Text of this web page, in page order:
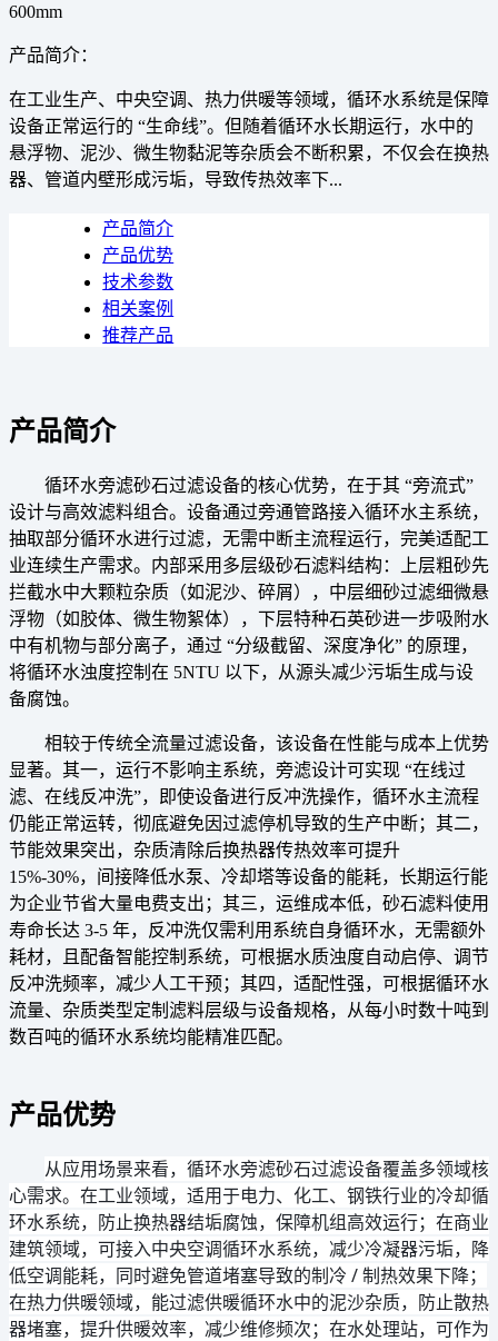
600mm
产品简介：
在工业生产、中央空调、热力供暖等领域，循环水系统是保障
设备正常运行的 “生命线”。但随着循环水长期运行，水中的
悬浮物、泥沙、微生物黏泥等杂质会不断积累，不仅会在换热
器、管道内壁形成污垢，导致传热效率下...
产品简介
产品优势
技术参数
相关案例
推荐产品
产品简介
循环水旁滤砂石过滤设备的核心优势，在于其 “旁流式”
设计与高效滤料组合。设备通过旁通管路接入循环水主系统，
抽取部分循环水进行过滤，无需中断主流程运行，完美适配工
业连续生产需求。内部采用多层级砂石滤料结构：上层粗砂先
拦截水中大颗粒杂质（如泥沙、碎屑），中层细砂过滤细微悬
浮物（如胶体、微生物絮体），下层特种石英砂进一步吸附水
中有机物与部分离子，通过 “分级截留、深度净化” 的原理，
将循环水浊度控制在 5NTU 以下，从源头减少污垢生成与设
备腐蚀。
相较于传统全流量过滤设备，该设备在性能与成本上优势
显著。其一，运行不影响主系统，旁滤设计可实现 “在线过
滤、在线反冲洗”，即使设备进行反冲洗操作，循环水主流程
仍能正常运转，彻底避免因过滤停机导致的生产中断；其二，
节能效果突出，杂质清除后换热器传热效率可提升
15%-30%，间接降低水泵、冷却塔等设备的能耗，长期运行能
为企业节省大量电费支出；其三，运维成本低，砂石滤料使用
寿命长达 3-5 年，反冲洗仅需利用系统自身循环水，无需额外
耗材，且配备智能控制系统，可根据水质浊度自动启停、调节
反冲洗频率，减少人工干预；其四，适配性强，可根据循环水
流量、杂质类型定制滤料层级与设备规格，从每小时数十吨到
数百吨的循环水系统均能精准匹配。
产品优势
从应用场景来看，循环水旁滤砂石过滤设备覆盖多领域核
心需求。在工业领域，适用于电力、化工、钢铁行业的冷却循
环水系统，防止换热器结垢腐蚀，保障机组高效运行；在商业
建筑领域，可接入中央空调循环水系统，减少冷凝器污垢，降
低空调能耗，同时避免管道堵塞导致的制冷 / 制热效果下降；
在热力供暖领域，能过滤供暖循环水中的泥沙杂质，防止散热
器堵塞，提升供暖效率，减少维修频次；在水处理站，可作为